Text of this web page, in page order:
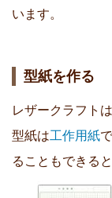
います。
型紙を作る
レザークラフト
型紙は工作用紙
ることもできる